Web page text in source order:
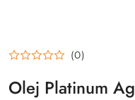
(0)
Olej Platinum